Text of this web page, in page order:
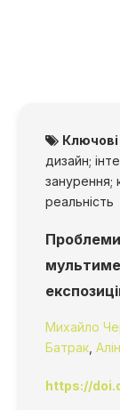
дизайн;
занурення;
реальність
Михайло
Батрак
https://